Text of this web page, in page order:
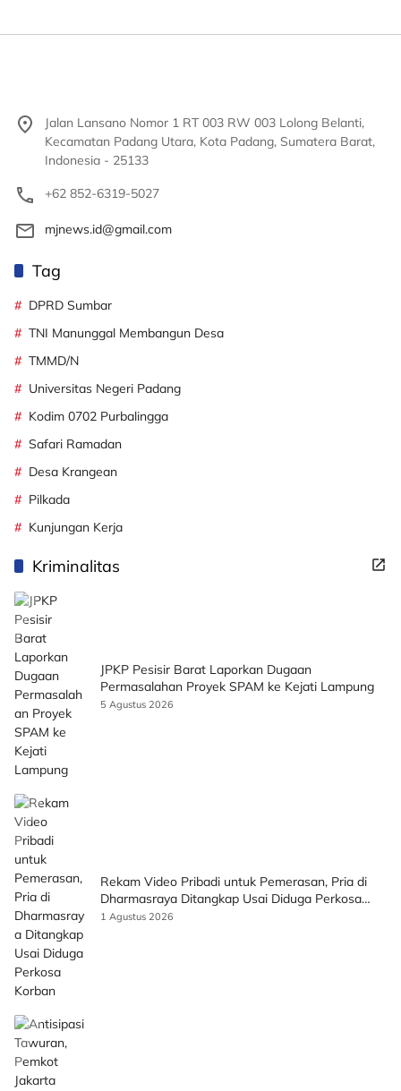
Jalan Lansano Nomor 1 RT 003 RW 003 Lolong Belanti,
Kecamatan Padang Utara, Kota Padang, Sumatera Barat,
Indonesia - 25133
+62 852-6319-5027
mjnews.id@gmail.com
Tag
DPRD Sumbar
TNI Manunggal Membangun Desa
TMMD/N
Universitas Negeri Padang
Kodim 0702 Purbalingga
Safari Ramadan
Desa Krangean
Pilkada
Kunjungan Kerja
Kriminalitas
JPKP Pesisir Barat Laporkan Dugaan
Permasalahan Proyek SPAM ke Kejati Lampung
5 Agustus 2026
Rekam Video Pribadi untuk Pemerasan, Pria di
Dharmasraya Ditangkap Usai Diduga Perkosa
Korban
1 Agustus 2026